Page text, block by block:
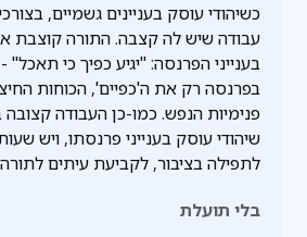
כשיהודי עוסק בעניינים גשמיים,
עבודה שיש לה קצבה. התורה קוצבת
בענייני הפרנסה: "יגיע כפיך כי
בפרנסה רק את ה'כפיים', הכוחות
פנימיות הנפש. כמו-כן העבודה
שיהודי עוסק בענייני פרנסתו, ויש
לתפילה בציבור, לקביעת עיתים
בלי תועלת